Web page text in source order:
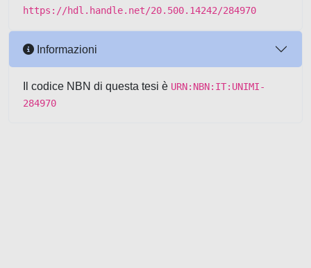
https://hdl.handle.net/20.500.14242/284970
Informazioni
Il codice NBN di questa tesi è URN:NBN:IT:UNIMI-
284970